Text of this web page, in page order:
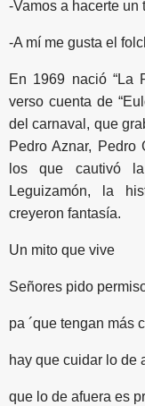
-Vamos a hacerte un
-A mí me gusta el
En 1969 nació “La
verso cuenta de
del carnaval, que
Pedro Aznar, Pedro
los que cautivó
Leguizamón, la
creyeron fantasía.
Un mito que vive
Señores pido
pa ´que tengan más
hay que cuidar lo de
que lo de afuera es